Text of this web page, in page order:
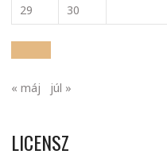
29
30
« máj júl »
LICENSZ